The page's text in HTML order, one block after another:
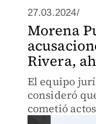
27.03.2024/
Morena
Rivera,
El equipo
consideró
cometió